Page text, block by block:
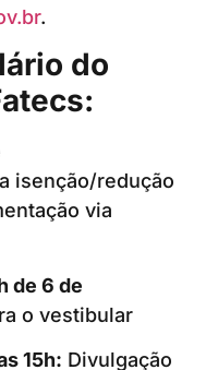
.
do
isenção/redução
via
de 6 de
o vestibular
15h: Divulgação